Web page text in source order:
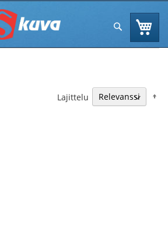
Hae
Lajittelu